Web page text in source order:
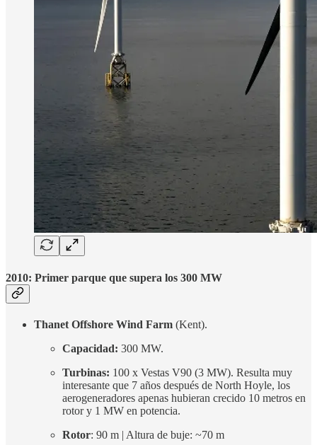
2010: Primer parque que supera los 300 MW
Thanet Offshore Wind Farm (Kent).
Capacidad: 300 MW.
Turbinas: 100 x Vestas V90 (3 MW). Resulta muy
interesante que 7 años después de North Hoyle, los
aerogeneradores apenas hubieran crecido 10 metros en
rotor y 1 MW en potencia.
Rotor: 90 m | Altura de buje: ~70 m